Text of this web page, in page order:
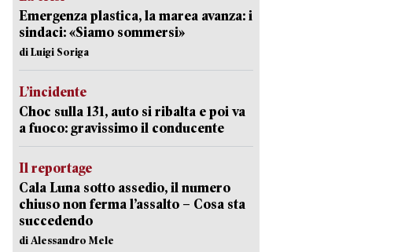
Emergenza plastica, la marea avanza: i
sindaci: «Siamo sommersi»
di Luigi Soriga
L’incidente
Choc sulla 131, auto si ribalta e poi va
a fuoco: gravissimo il conducente
Il reportage
Cala Luna sotto assedio, il numero
chiuso non ferma l’assalto – Cosa sta
succedendo
di Alessandro Mele